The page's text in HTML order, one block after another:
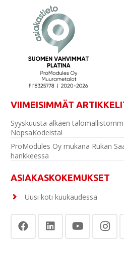
VIIMEISIMMÄT
Syyskuusta alkaen
NopsaKodeista!
ProModules Oy mukana Rukan
hankkeessa
ASIAKASKOKEMUKSET
Uusi koti kuukaudessa